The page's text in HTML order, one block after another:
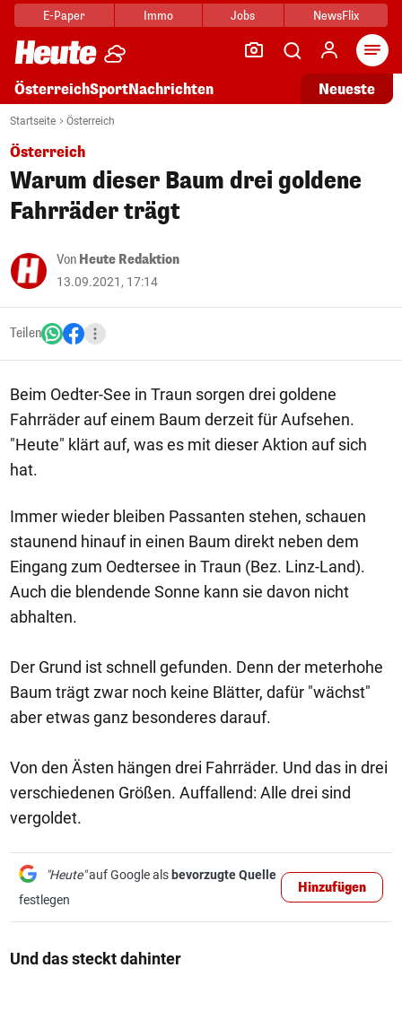
E-Paper Immo Jobs NewsFlix
ÖsterreichSportNachrichten Neueste
Startseite Österreich
Österreich
Warum dieser Baum drei goldene
Fahrräder trägt
Von Heute Redaktion
13.09.2021, 17:14
Teilen
Beim Oedter-See in Traun sorgen drei goldene
Fahrräder auf einem Baum derzeit für Aufsehen.
"Heute" klärt auf, was es mit dieser Aktion auf sich
hat.
Immer wieder bleiben Passanten stehen, schauen
staunend hinauf in einen Baum direkt neben dem
Eingang zum Oedtersee in Traun (Bez. Linz-Land).
Auch die blendende Sonne kann sie davon nicht
abhalten.
Der Grund ist schnell gefunden. Denn der meterhohe
Baum trägt zwar noch keine Blätter, dafür "wächst"
aber etwas ganz besonderes darauf.
Von den Ästen hängen drei Fahrräder. Und das in drei
verschiedenen Größen. Auffallend: Alle drei sind
vergoldet.
"Heute"auf Google als bevorzugte Quelle
festlegen
Hinzufügen
Und das steckt dahinter